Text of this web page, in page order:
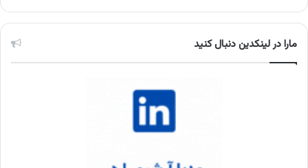
مارا در لینکدین دنبال کنید